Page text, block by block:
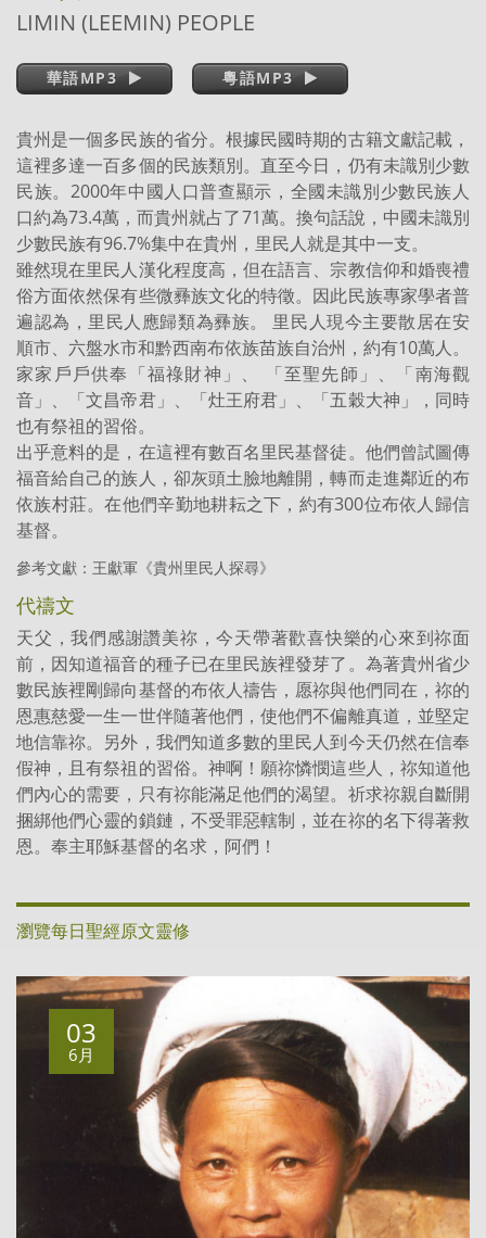
LIMIN (LEEMIN) PEOPLE
華語MP3 粵語MP3
貴州是一個多民族的省分。根據民國時期的古籍文獻記載，
這裡多達一百多個的民族類別。直至今日，仍有未識別少數
民族。2000年中國人口普查顯示，全國未識別少數民族人
口約為73.4萬，而貴州就占了71萬。換句話說，中國未識別
少數民族有96.7%集中在貴州，里民人就是其中一支。
雖然現在里民人漢化程度高，但在語言、宗教信仰和婚喪禮
俗方面依然保有些微彞族文化的特徵。因此民族專家學者普
遍認為，里民人應歸類為彞族。 里民人現今主要散居在安
順市、六盤水市和黔西南布依族苗族自治州，約有10萬人。
家家戶戶供奉「福祿財神」、 「至聖先師」、「南海觀
音」、「文昌帝君」、「灶王府君」、「五穀大神」，同時
也有祭祖的習俗。
出乎意料的是，在這裡有數百名里民基督徒。他們曾試圖傳
福音給自己的族人，卻灰頭土臉地離開，轉而走進鄰近的布
依族村莊。在他們辛勤地耕耘之下，約有300位布依人歸信
基督。
參考文獻：王獻軍《貴州里民人探尋》
代禱文
天父，我們感謝讚美祢，今天帶著歡喜快樂的心來到祢面
前，因知道福音的種子已在里民族裡發芽了。為著貴州省少
數民族裡剛歸向基督的布依人禱告，愿祢與他們同在，祢的
恩惠慈愛一生一世伴隨著他們，使他們不偏離真道，並堅定
地信靠祢。另外，我們知道多數的里民人到今天仍然在信奉
假神，且有祭祖的習俗。神啊！願祢憐憫這些人，祢知道他
們內心的需要，只有祢能滿足他們的渴望。祈求祢親自斷開
捆綁他們心靈的鎖鏈，不受罪惡轄制，並在祢的名下得著救
恩。奉主耶穌基督的名求，阿們！
瀏覽每日聖經原文靈修
03
6月